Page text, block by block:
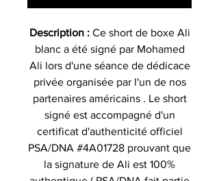
Description : Ce short de boxe Ali
blanc a été signé par Mohamed
Ali lors d'une séance de dédicace
privée organisée par l'un de nos
partenaires américains . Le short
signé est accompagné d'un
certificat d'authenticité officiel
PSA/DNA #4A01728 prouvant que
la signature de Ali est 100%